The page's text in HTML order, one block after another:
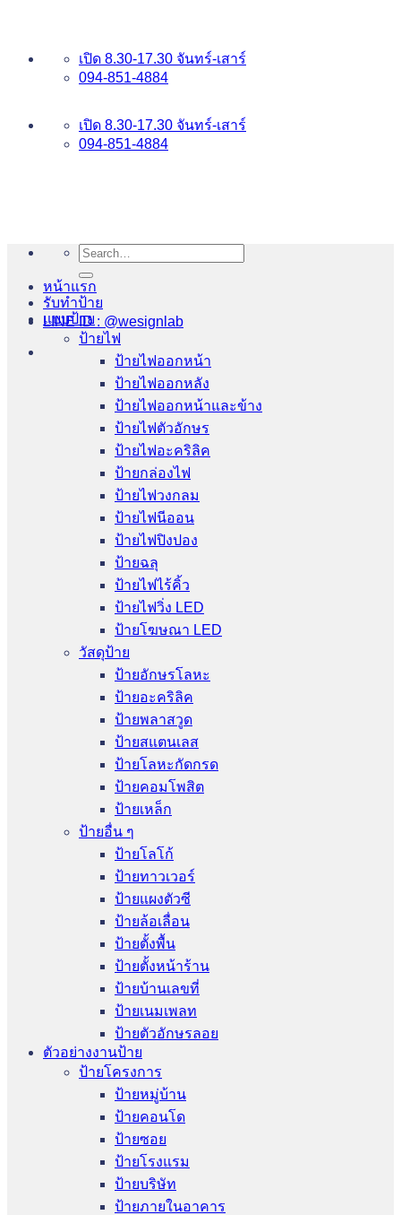
เปิด 8.30-17.30 จันทร์-เสาร์
094-851-4884
เปิด 8.30-17.30 จันทร์-เสาร์
094-851-4884
LINE ID : @wesignlab
Search
for:
หน้าแรก
รับทำป้าย
แบบป้าย
ป้ายไฟ
ป้ายไฟออกหน้า
ป้ายไฟออกหลัง
ป้ายไฟออกหน้าและข้าง
ป้ายไฟตัวอักษร
ป้ายไฟอะคริลิค
ป้ายกล่องไฟ
ป้ายไฟวงกลม
ป้ายไฟนีออน
ป้ายไฟปิงปอง
ป้ายฉลุ
ป้ายไฟไร้คิ้ว
ป้ายไฟวิ่ง LED
ป้ายโฆษณา LED
วัสดุป้าย
ป้ายอักษรโลหะ
ป้ายอะคริลิค
ป้ายพลาสวูด
ป้ายสแตนเลส
ป้ายโลหะกัดกรด
ป้ายคอมโพสิต
ป้ายเหล็ก
ป้ายอื่น ๆ
ป้ายโลโก้
ป้ายทาวเวอร์
ป้ายแผงตัวซี
ป้ายล้อเลื่อน
ป้ายตั้งพื้น
ป้ายตั้งหน้าร้าน
ป้ายบ้านเลขที่
ป้ายเนมเพลท
ป้ายตัวอักษรลอย
ตัวอย่างงานป้าย
ป้ายโครงการ
ป้ายหมู่บ้าน
ป้ายคอนโด
ป้ายซอย
ป้ายโรงแรม
ป้ายบริษัท
ป้ายภายในอาคาร